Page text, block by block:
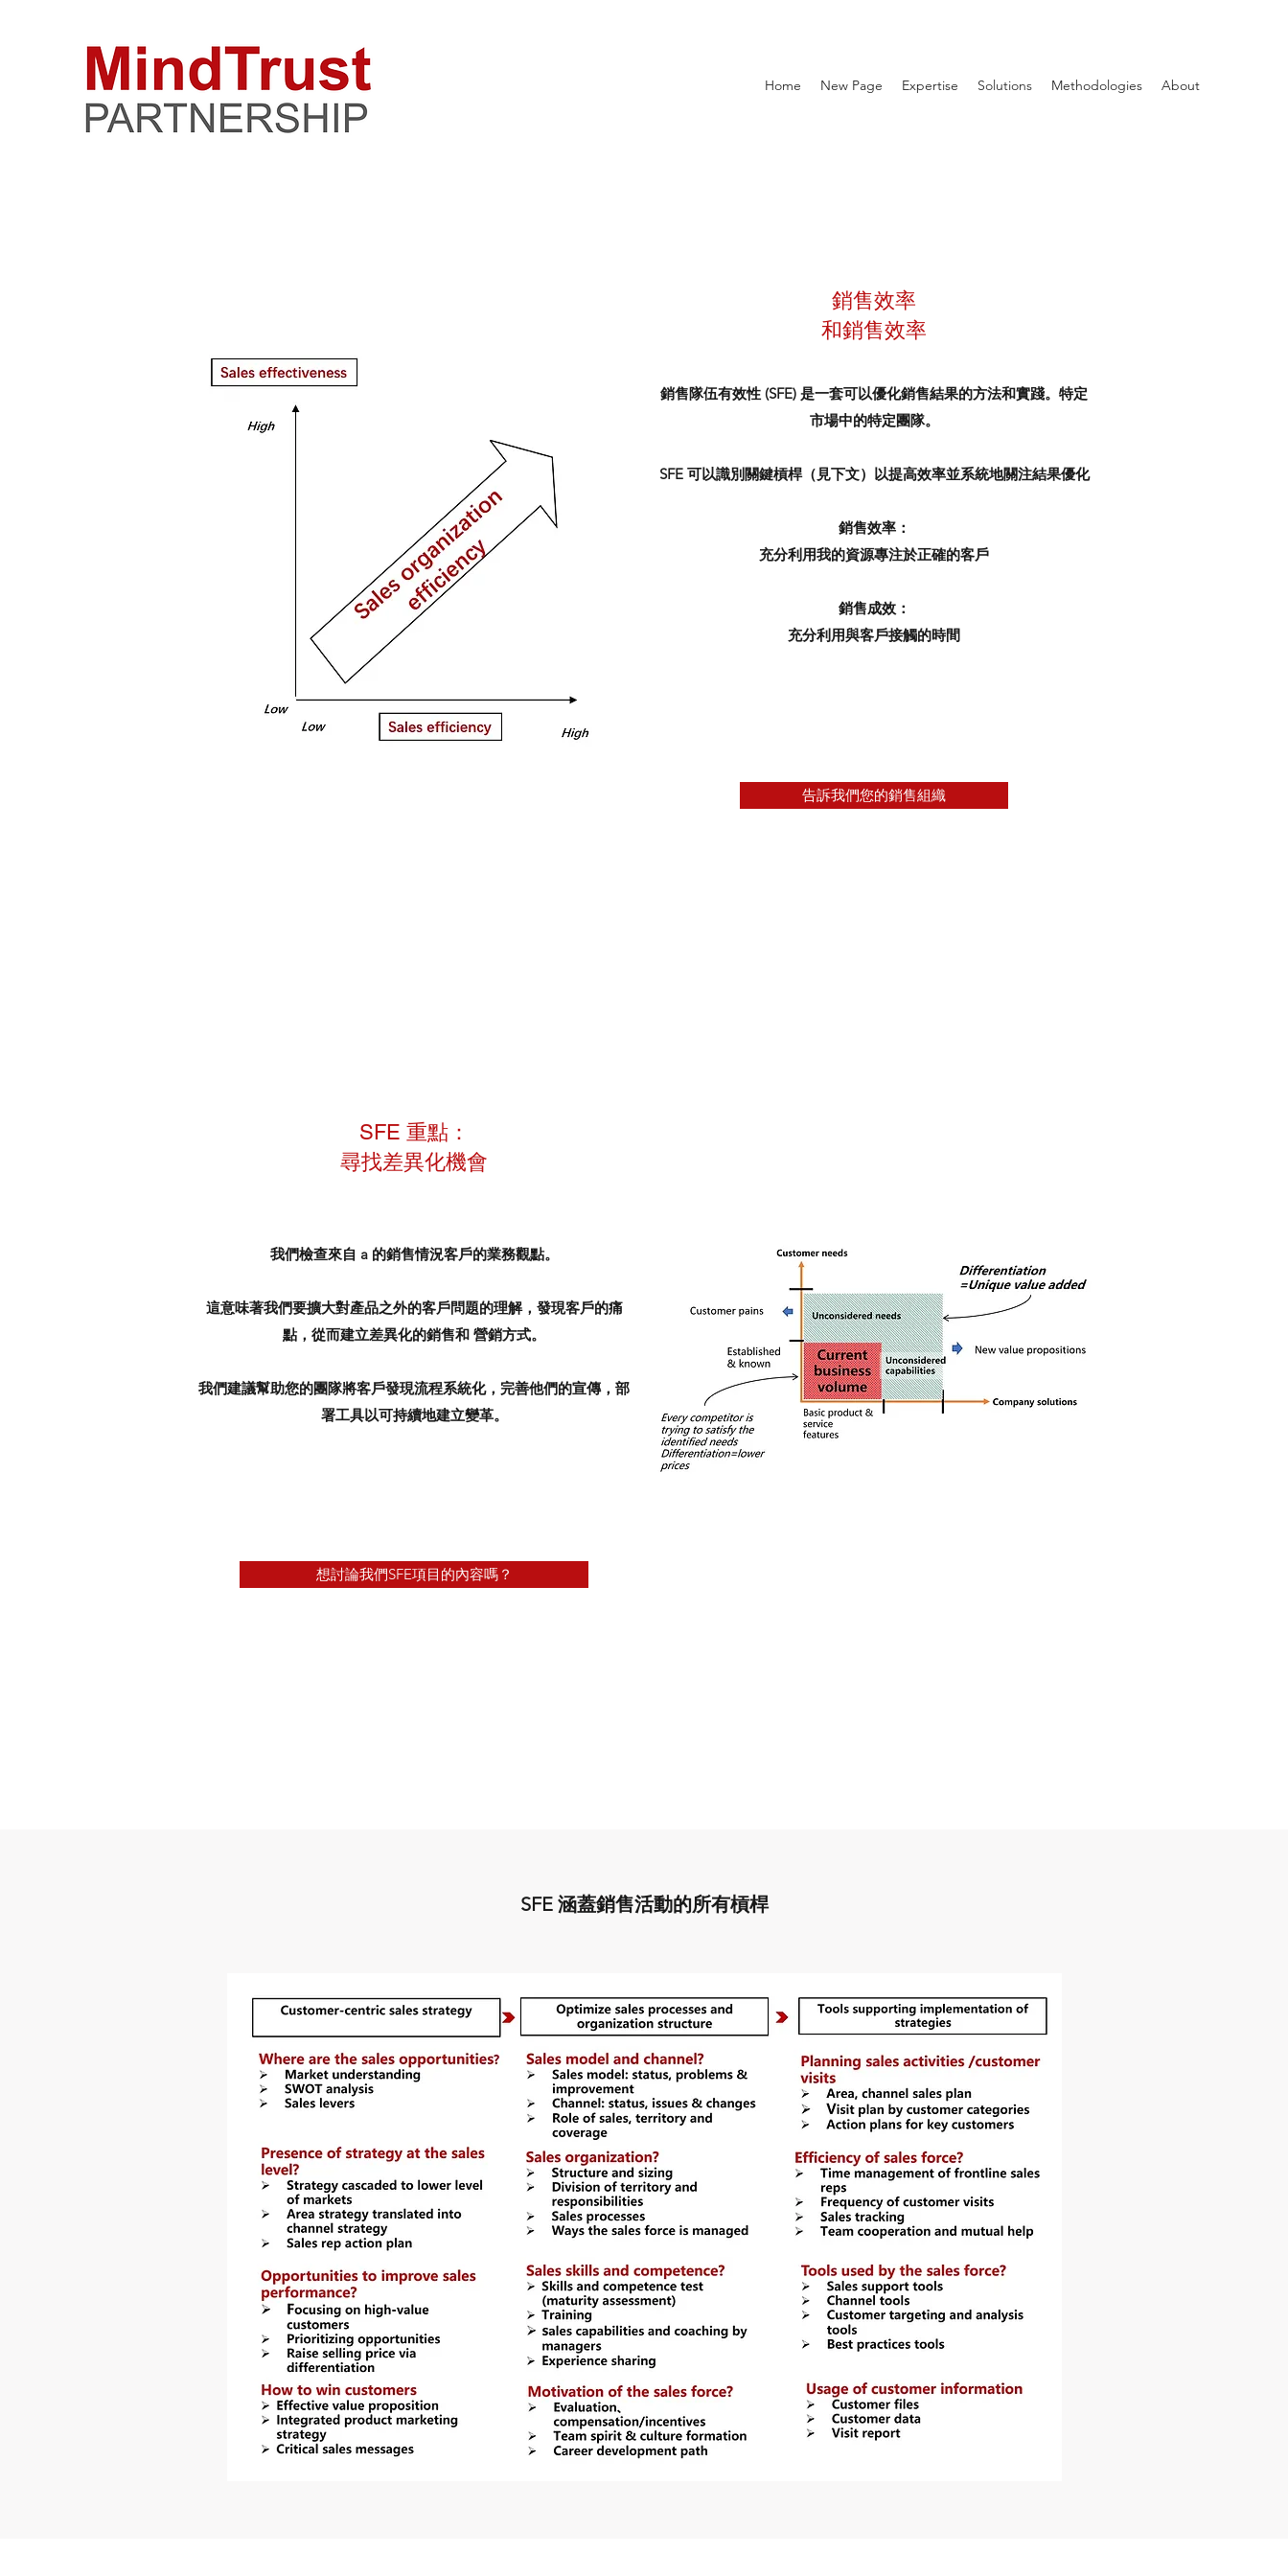
Home New Page Expertise Solutions Methodologies About
銷售效率
和銷售效率
銷售隊伍有效性 (SFE) 是一套可以優化銷售結果的方法和實踐。特定
市場中的特定團隊。
SFE 可以識別關鍵槓桿（見下文）以提高效率並系統地關注結果優化
銷售效率：
充分利用我的資源專注於正確的客戶
銷售成效：
充分利用與客戶接觸的時間
告訴我們您的銷售組織
SFE 重點：
尋找差異化機會
我們檢查來自 a 的銷售情況客戶的業務觀點。
這意味著我們要擴大對產品之外的客戶問題的理解，發現客戶的痛
點，從而建立差異化的銷售和 營銷方式。
我們建議幫助您的團隊將客戶發現流程系統化，完善他們的宣傳，部
署工具以可持續地建立變革。
想討論我們SFE項目的內容嗎？
SFE 涵蓋銷售活動的所有槓桿